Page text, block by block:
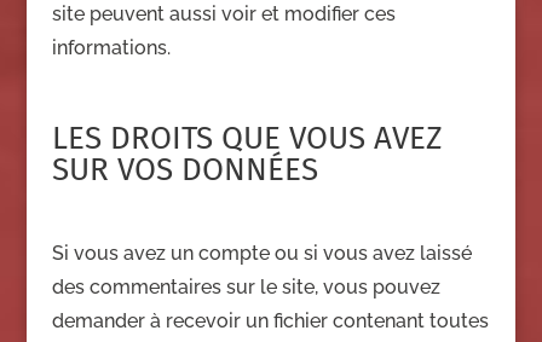
site peuvent aussi voir et modifier ces
informations.
LES DROITS QUE VOUS AVEZ
SUR VOS DONNÉES
Si vous avez un compte ou si vous avez laissé
des commentaires sur le site, vous pouvez
demander à recevoir un fichier contenant toutes